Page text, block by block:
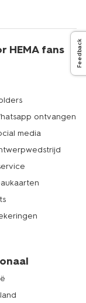
Feedback
HEMA fans
ontvangen
media